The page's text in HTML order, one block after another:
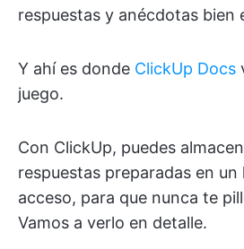
respuestas y anécdotas bien
Y ahí es donde ClickUp Docs
juego.
Con ClickUp, puedes
respuestas preparadas en un
acceso, para que nunca te
Vamos a verlo en detalle.